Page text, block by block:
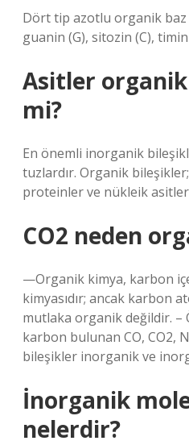
Dört tip azotlu organik baz
guanin (G), sitozin (C),
Asitler
mi?
En önemli inorganik
tuzlardır. Organik
proteinler ve nükleik
CO2 neden
—Organik kimya, karbon
kimyasıdır; ancak karbon
mutlaka organik değildir. –
karbon bulunan CO, CO2,
bileşikler inorganik ve
İnorganik
nelerdir?